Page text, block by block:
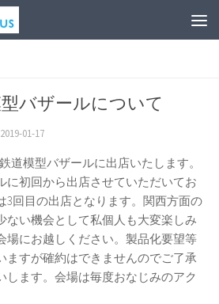
バザールについて
2019-01-17
道模型バザールに出店いたします。
に初回から出店させていただいてお
3回目の出店となります。関西方面の
ない機会として私個人も大変楽しみ
場にお越しください。製品化要望等
ますが確約はできませんのでご了承
します。会場は毎度おなじみのアク